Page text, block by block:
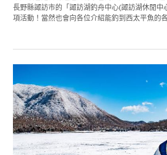
長野縣諏訪市的「諏訪湖釣舟中心(諏訪湖休閒中
項活動！當然也會向各位介紹能釣到西太平魚的